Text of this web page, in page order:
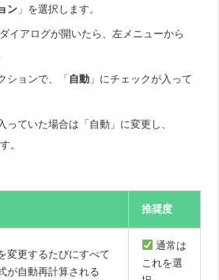
ン 」を選択します。
イアログが開いたら、左メニューから
ションで、「自動 」にチェックが入って
っていた場合は「自動」に変更し、
。
推奨度
変更するたびにすべて
が自動再計算される
通常は
これを選